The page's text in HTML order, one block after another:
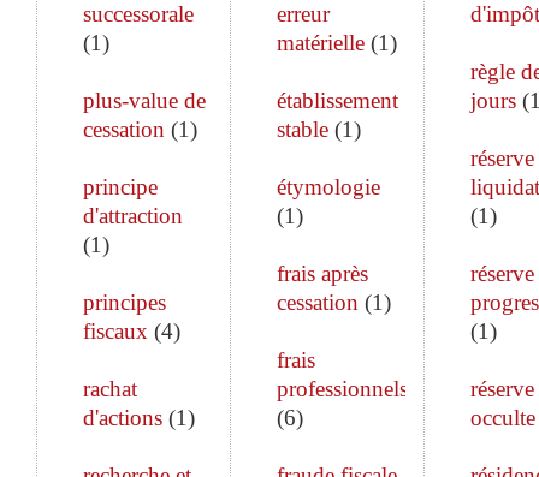
successorale
(1)
plus-value de
cessation (1)
principe
d'attraction
(1)
principes
fiscaux (4)
rachat
d'actions (1)
erreur
matérielle(1)
établissement
stable(1)
étymologie
(1)
frais après
cessation (1)
frais
professionnels
(6)
d'impôt
règle
jours(
(1)
(1)
réserve
occulte